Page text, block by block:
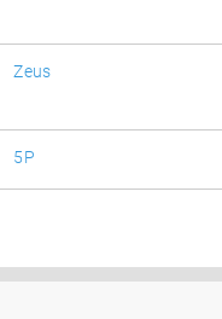
Zeus
5P